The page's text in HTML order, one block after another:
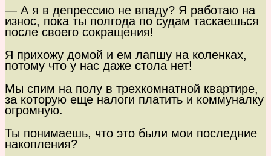
— А я в депрессию не впаду? Я работаю на
износ, пока ты полгода по судам таскаешься
после своего сокращения!
Я прихожу домой и ем лапшу на коленках,
потому что у нас даже стола нет!
Мы спим на полу в трехкомнатной квартире,
за которую еще налоги платить и коммуналку
огромную.
Ты понимаешь, что это были мои последние
накопления?